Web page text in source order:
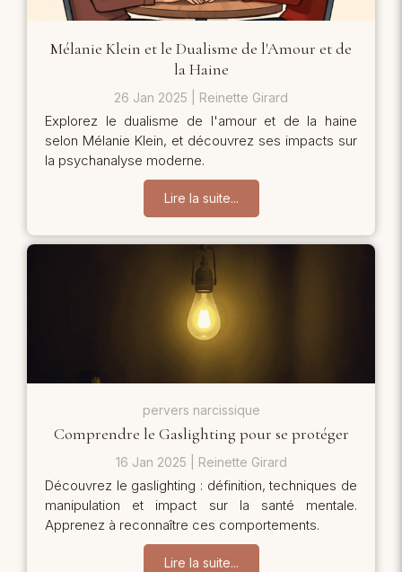
Mélanie Klein et le Dualisme de l'Amour et de
la Haine
26 Jan 2025 Reinette Girard
Explorez le dualisme de l'amour et de la haine
selon Mélanie Klein, et découvrez ses impacts sur
la psychanalyse moderne.
Lire la suite...
pervers narcissique
Comprendre le Gaslighting pour se protéger
16 Jan 2025 Reinette Girard
Découvrez le gaslighting : définition, techniques de
manipulation et impact sur la santé mentale.
Apprenez à reconnaître ces comportements.
Lire la suite...